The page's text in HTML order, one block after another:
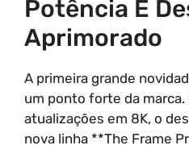
Potência E
Aprimorado
A primeira grande
um ponto forte da marca.
atualizações em 8K, o
nova linha **The Frame